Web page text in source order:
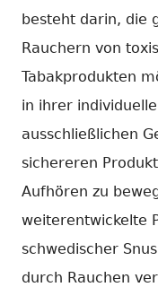
besteht darin, die
Rauchern von
Tabakprodukten
in ihrer
ausschließlichen
sichereren
Aufhören zu
weiterentwickelte
schwedischer
durch Rauchen